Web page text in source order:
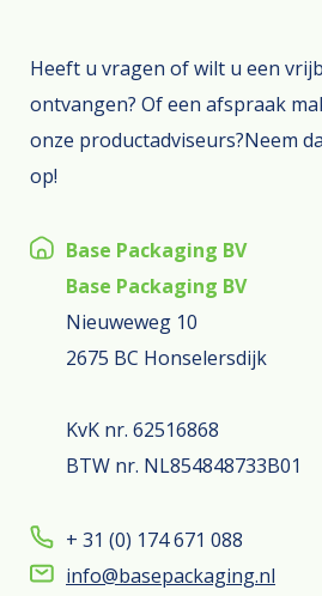
Heeft u vragen of wilt u een
ontvangen? Of een afspraak
onze productadviseurs?Neem
op!
Base Packaging BV
Base Packaging BV
Nieuweweg 10
2675 BC Honselersdijk
KvK nr. 62516868
BTW nr. NL854848733B01
+ 31 (0) 174 671 088
info@basepackaging.nl